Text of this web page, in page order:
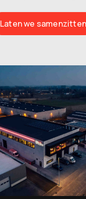
Laten we samenzitten